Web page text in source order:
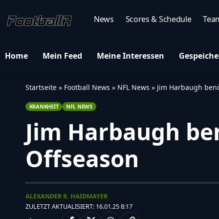
News Scores & Schedule
Home Mein Feed Meine Interessen
Startseite » Football News » NFL News » Jim Harbaugh
KRANKHEIT NFL NEWS
Jim Harbaugh
Offseason
ZULETZT AKTUALISIERT: 16.01.25 8:17
ALEXANDER R. HAIDMAYER